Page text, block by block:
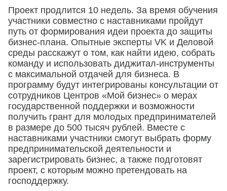
Проект продлится 10 недель. За время обучения
участники совместно с наставниками пройдут
путь от формирования идеи проекта до защиты
бизнес-плана. Опытные эксперты VK и Деловой
среды расскажут о том, как найти идею, собрать
команду и использовать диджитал-инструменты
с максимальной отдачей для бизнеса. В
программу будут интегрированы консультации от
сотрудников Центров «Мой бизнес» о мерах
государственной поддержки и возможности
получить грант для молодых предпринимателей
в размере до 500 тысяч рублей. Вместе с
наставниками участники смогут выбрать форму
предпринимательской деятельности и
зарегистрировать бизнес, а также подготовят
проект, с которым можно претендовать на
господдержку.